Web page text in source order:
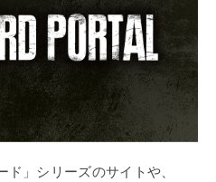
ド」シリーズのサイトや、